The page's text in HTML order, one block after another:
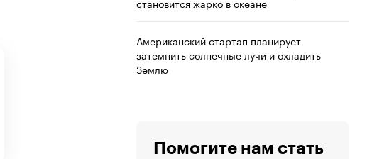
становится жарко в океане
Американский стартап планирует
затемнить солнечные лучи и охладить
Землю
Помогите нам стать